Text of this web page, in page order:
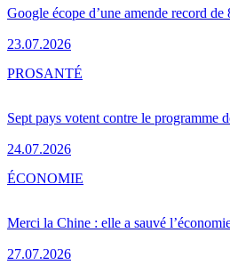
Google écope d’une amende record
23.07.2026
Sept pays votent contre le programme
24.07.2026
PROSANTÉ
Merci la Chine : elle a sauvé
27.07.2026
ÉCONOMIE